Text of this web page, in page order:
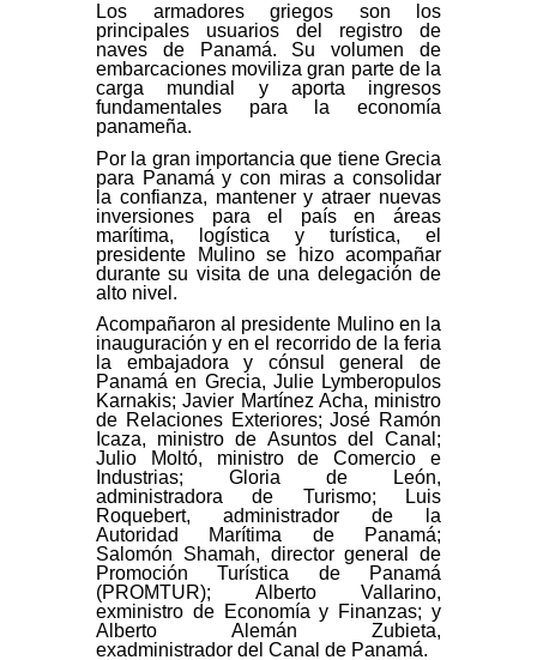
Los armadores griegos son los
principales usuarios del registro de
naves de Panamá. Su volumen de
embarcaciones moviliza gran parte de la
carga mundial y aporta ingresos
fundamentales para la economía
panameña.
Por la gran importancia que tiene Grecia
para Panamá y con miras a consolidar
la confianza, mantener y atraer nuevas
inversiones para el país en áreas
marítima, logística y turística, el
presidente Mulino se hizo acompañar
durante su visita de una delegación de
alto nivel.
Acompañaron al presidente Mulino en la
inauguración y en el recorrido de la feria
la embajadora y cónsul general de
Panamá en Grecia, Julie Lymberopulos
Karnakis; Javier Martínez Acha, ministro
de Relaciones Exteriores; José Ramón
Icaza, ministro de Asuntos del Canal;
Julio Moltó, ministro de Comercio e
Industrias; Gloria de León,
administradora de Turismo; Luis
Roquebert, administrador de la
Autoridad Marítima de Panamá;
Salomón Shamah, director general de
Promoción Turística de Panamá
(PROMTUR); Alberto Vallarino,
exministro de Economía y Finanzas; y
Alberto Alemán Zubieta,
exadministrador del Canal de Panamá.